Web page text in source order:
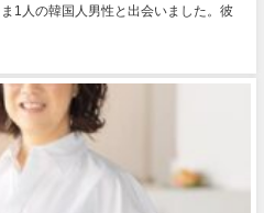
1人の韓国人男性と出会いました。彼